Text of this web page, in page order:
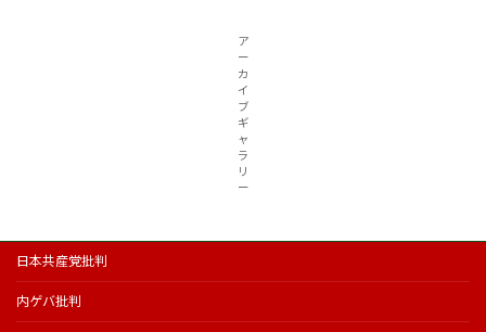
ア
ー
カ
イ
ブ
ギ
ャ
ラ
リ
ー
日本共産党批判
内ゲバ批判